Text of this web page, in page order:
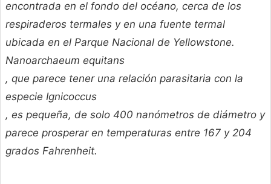
encontrada en el fondo del océano, cerca de los
respiraderos termales y en una fuente termal
ubicada en el Parque Nacional de Yellowstone.
Nanoarchaeum equitans
, que parece tener una relación parasitaria con la
especie Ignicoccus
, es pequeña, de solo 400 nanómetros de diámetro y
parece prosperar en temperaturas entre 167 y 204
grados Fahrenheit.